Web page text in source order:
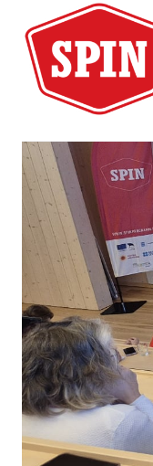
ESILEHT
MIS
ON
SPIN?